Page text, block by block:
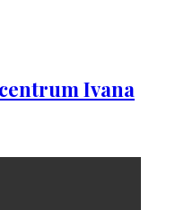
Ivana